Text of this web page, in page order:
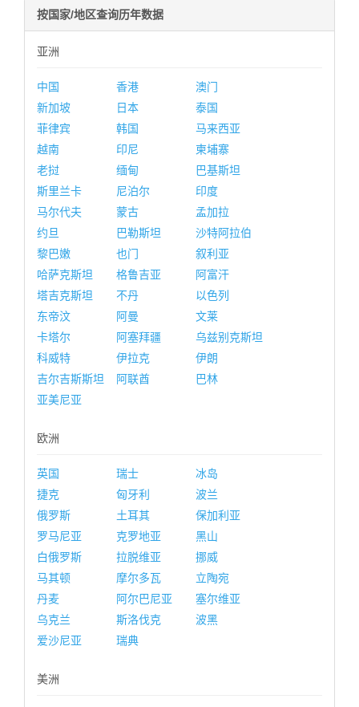
按国家/地区查询历年数据
亚洲
中国 香港
澳门
新加坡
日本
泰国
菲律宾
韩国
马来西亚
越南
印尼
柬埔寨
老挝
缅甸
巴基斯坦
斯里兰卡
尼泊尔
印度
马尔代夫
蒙古
孟加拉
约旦
巴勒斯坦
沙特阿拉伯
黎巴嫩
也门
叙利亚
哈萨克斯坦
格鲁吉亚
阿富汗
塔吉克斯坦
不丹
以色列
东帝汶
阿曼
文莱
卡塔尔
阿塞拜疆
乌兹别克斯坦
科威特
伊拉克
伊朗
吉尔吉斯斯坦
阿联酋
巴林
亚美尼亚
欧洲
英国 瑞士
冰岛
捷克
匈牙利
波兰
俄罗斯
土耳其
保加利亚
罗马尼亚
克罗地亚
黑山
白俄罗斯
拉脱维亚
挪威
马其顿
摩尔多瓦
立陶宛
丹麦
阿尔巴尼亚
塞尔维亚
乌克兰
斯洛伐克
波黑
爱沙尼亚
瑞典
美洲